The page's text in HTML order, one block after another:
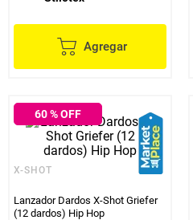
Agregar
60% OFF
X-SHOT
Lanzador Dardos X-Shot Griefer
(12 dardos) Hip Hop